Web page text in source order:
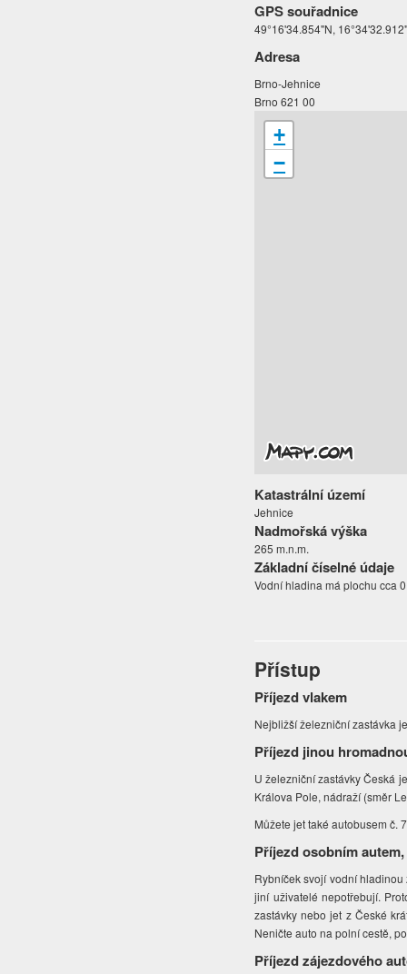
GPS souřadnice
49°16'34.854"N,
Adresa
Brno-Jehnice
Brno 621 00
+
−
Katastrální území
Jehnice
Nadmořská výška
265 m.n.m.
Základní číselné údaje
Vodní hladina má plochu cca
Přístup
Příjezd vlakem
Nejbližší železniční zastávka
Příjezd jinou
U železniční zastávky Česká
Králova Pole, nádraží (směr
Můžete jet také autobusem
Příjezd osobním
Rybníček svojí vodní
jiní uživatelé nepotřebují.
zastávky nebo jet z České
Neničte auto na polní cestě,
Příjezd zájezdového